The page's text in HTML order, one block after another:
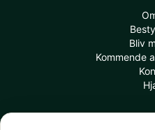
Bliv
Kommende